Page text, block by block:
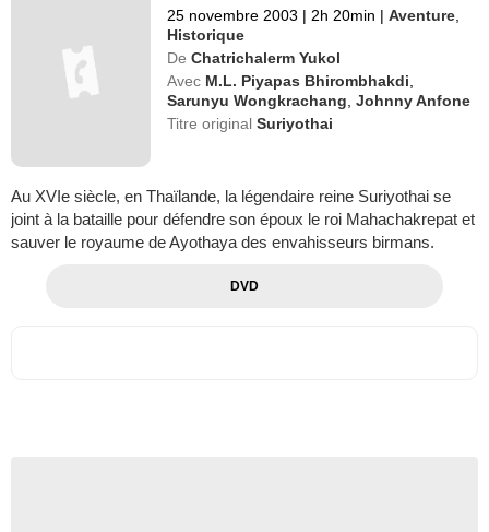
25 novembre 2003 | 2h 20min | Aventure
Historique
De Chatrichalerm Yukol
Avec M.L. Piyapas Bhirombhakdi
Sarunyu Wongkrachang ,Johnny Anfone
Titre originalSuriyothai
Au XVIe siècle, en Thaïlande, la légendaire reine Suriyothai se
joint à la bataille pour défendre son époux le roi Mahachakrepat et
sauver le royaume de Ayothaya des envahisseurs birmans.
DVD